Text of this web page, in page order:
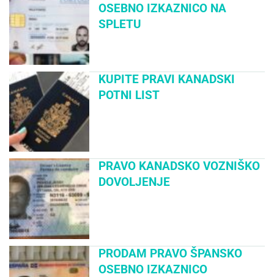
OSEBNO IZKAZNICO NA
SPLETU
KUPITE PRAVI KANADSKI
POTNI LIST
PRAVO KANADSKO VOZNIŠKO
DOVOLJENJE
PRODAM PRAVO ŠPANSKO
OSEBNO IZKAZNICO